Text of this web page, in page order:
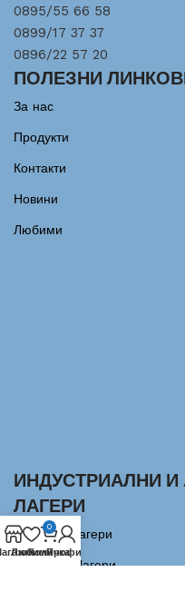
0895/55 66 58
0899/17 37 37
0896/22 57 20
ПОЛЕЗНИ
За нас
Продукти
Контакти
Новини
Любими
ИНДУСТРИАЛНИ
ЛАГЕРИ
Сачмени лагери
Аксиални Лагери
Любими
0
Количка
Профил